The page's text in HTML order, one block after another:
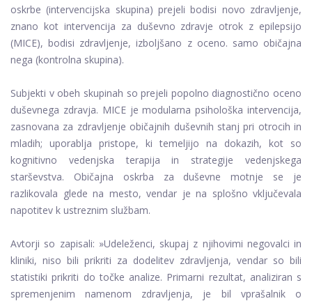
oskrbe (intervencijska skupina) prejeli bodisi novo zdravljenje,
znano kot intervencija za duševno zdravje otrok z epilepsijo
(MICE), bodisi zdravljenje, izboljšano z oceno. samo običajna
nega (kontrolna skupina).
Subjekti v obeh skupinah so prejeli popolno diagnostično oceno
duševnega zdravja. MICE je modularna psihološka intervencija,
zasnovana za zdravljenje običajnih duševnih stanj pri otrocih in
mladih; uporablja pristope, ki temeljijo na dokazih, kot so
kognitivno vedenjska terapija in strategije vedenjskega
starševstva. Običajna oskrba za duševne motnje se je
razlikovala glede na mesto, vendar je na splošno vključevala
napotitev k ustreznim službam.
Avtorji so zapisali: »Udeleženci, skupaj z njihovimi negovalci in
kliniki, niso bili prikriti za dodelitev zdravljenja, vendar so bili
statistiki prikriti do točke analize. Primarni rezultat, analiziran s
spremenjenim namenom zdravljenja, je bil vprašalnik o